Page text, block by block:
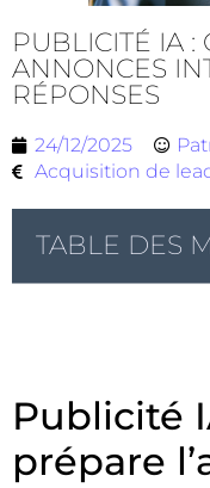
PUBLICITÉ IA :
ANNONCES
RÉPONSES
24/12/2025
Acquisition de
TABLE DES
Publicité
prépare